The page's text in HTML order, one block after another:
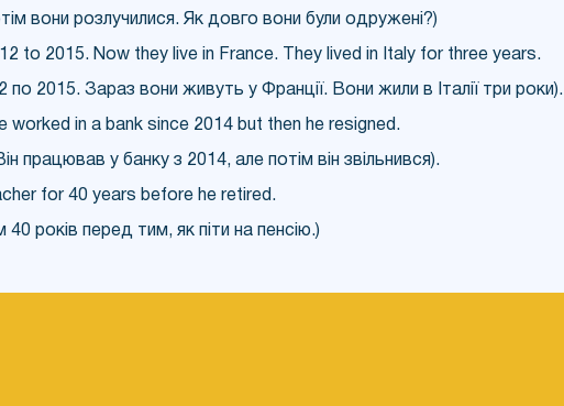
вони розлучилися. Як довго вони були одружені?)
to 2015. Now they live in France. They lived in Italy for three years.
по 2015. Зараз вони живуть у Франції. Вони жили в Італії три роки).
worked in a bank since 2014 but then he resigned.
працював у банку з 2014, але потім він звільнився).
for 40 years before he retired.
років перед тим, як піти на пенсію.)